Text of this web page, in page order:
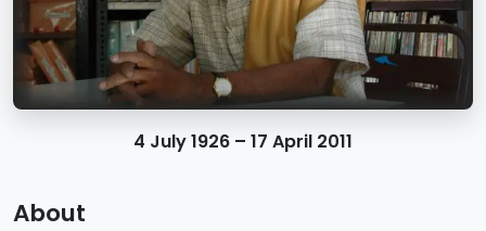
4 July 1926 – 17 April 2011
About